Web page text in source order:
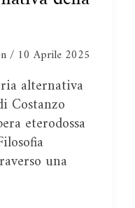
/ 10 Aprile 2025
alternativa
Costanzo
eterodossa
una